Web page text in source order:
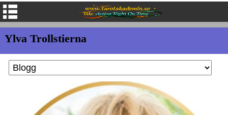
Ylva Trollstierna